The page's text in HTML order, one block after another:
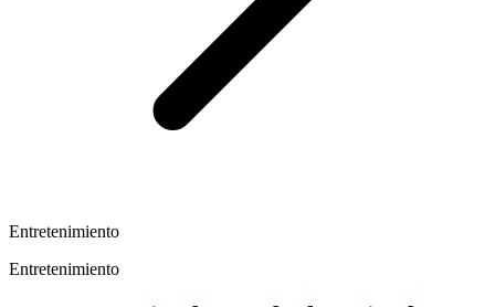
Entretenimiento
Entretenimiento